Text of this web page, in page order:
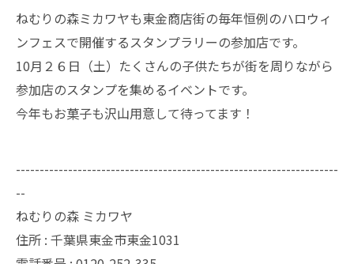
ねむりの森ミカワヤも東金商店街の毎年恒例のハロウィ
ンフェスで開催するスタンプラリーの参加店です。
10月２６日（土）たくさんの子供たちが街を周りながら
参加店のスタンプを集めるイベントです。
今年もお菓子も沢山用意して待ってます！
--------------------------------------------------------------------
--
ねむりの森 ミカワヤ
住所 : 千葉県東金市東金1031